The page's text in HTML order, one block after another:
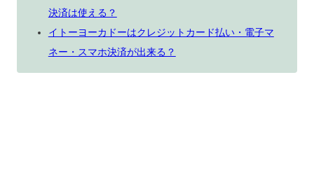
決済は使える？
イトーヨーカドーはクレジットカード払い・電子マ
ネー・スマホ決済が出来る？